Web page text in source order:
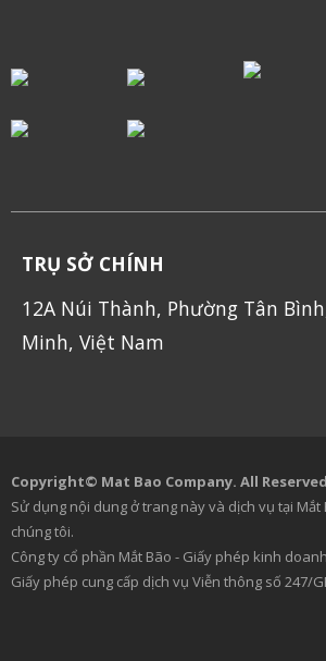
TRỤ SỞ CHÍNH
12A Núi Thành, Phường Tân
Minh, Việt Nam
Copyright© Mat Bao Company. All
Sử dụng nội dung ở trang này và dịch vụ tại
chúng tôi.
Công ty cổ phần Mắt Bão - Giấy phép kinh
Giấy phép cung cấp dịch vụ Viễn thông số 247/